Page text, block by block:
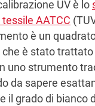
UV è lo
AATCC
è un
è stato trattato
uno strumento
da sapere
il grado di bianco